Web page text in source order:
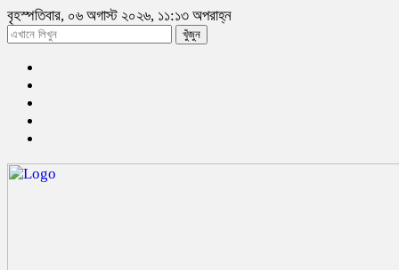
বৃহস্পতিবার, ০৬ অগাস্ট ২০২৬, ১১:১৩ অপরাহ্ন
খুঁজুন